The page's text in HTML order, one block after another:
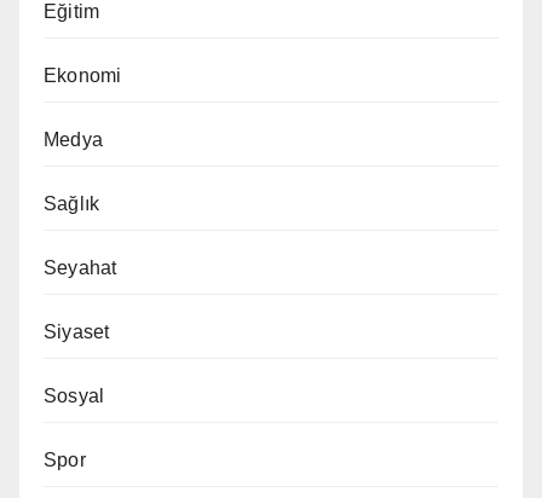
Eğitim
Ekonomi
Medya
Sağlık
Seyahat
Siyaset
Sosyal
Spor